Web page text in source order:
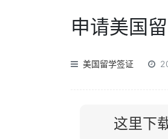
申请美国
美国留学签证
这里下